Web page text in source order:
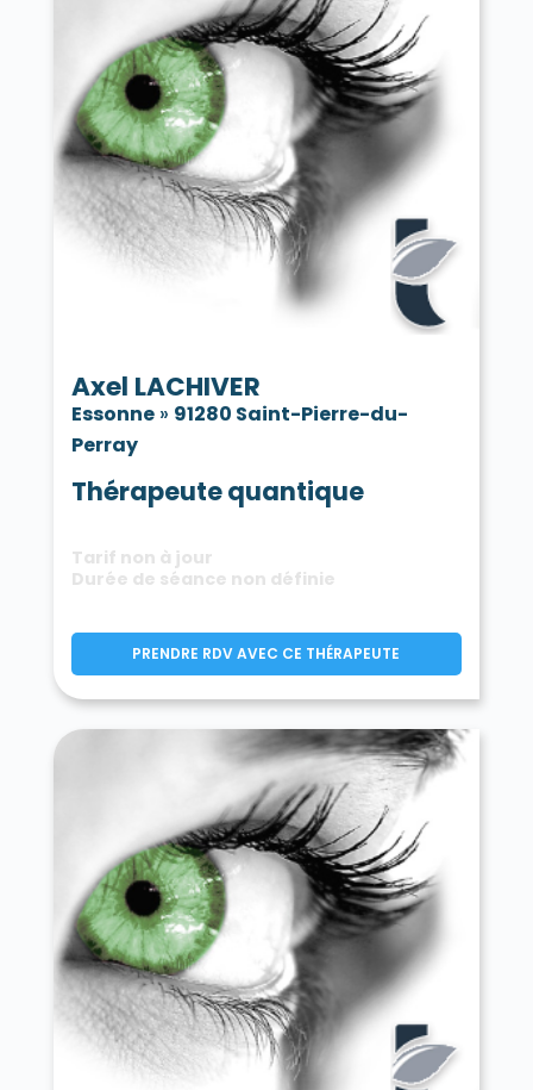
Axel LACHIVER
Essonne» 91280 Saint-Pierre-du-
Perray
Thérapeute quantique
Tarif non à jour
Durée de séance non définie
PRENDRE RDV AVEC CE THÉRAPEUTE